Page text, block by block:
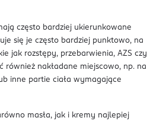
często bardziej ukierunkowane
się je często bardziej punktowo, na
jak rozstępy, przebarwienia, AZS czy
również nakładane miejscowo, np. na
inne partie ciała wymagające
masła, jak i kremy najlepiej